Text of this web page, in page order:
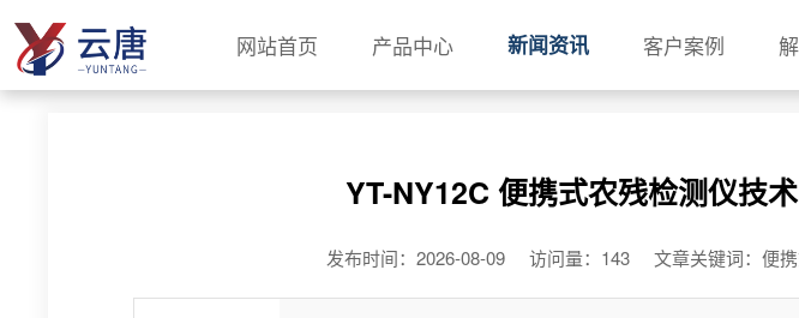
网站首页 产品中心 新闻资讯 客户案例
YT-NY12C 便携式农残检测仪技
发布时间：2026-08-09 访问量：143 文章关键词：便携